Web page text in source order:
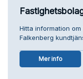
Hitta information
Falkenberg
Mer info